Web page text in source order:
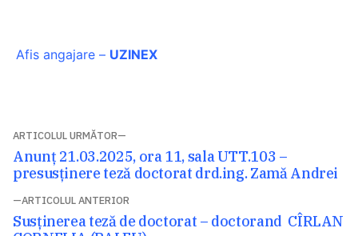
Afis angajare – UZINEX
Navigare
în
articole
ARTICOLUL ANTERIOR
Articolul
Susținerea teză de doctorat – doctorand CÎRLAN
ARTICOLUL URMĂTOR
Articolul
următor:
Anunț 21.03.2025, ora 11, sala UTT.103 –
presusținere teză doctorat drd.ing. Zamă Andrei